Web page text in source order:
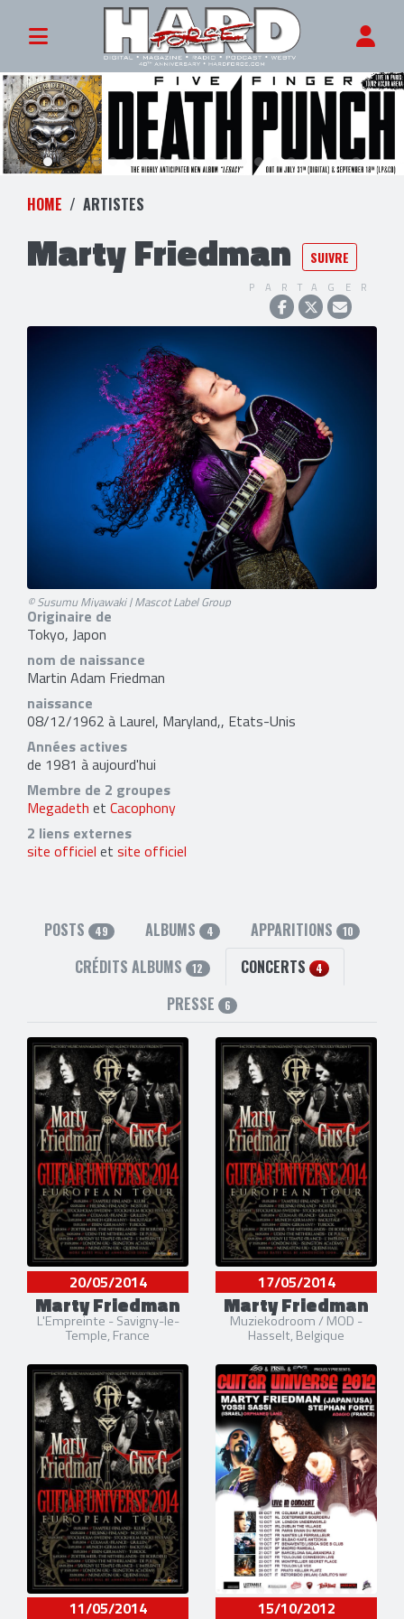
HOME ARTISTES
Marty Friedman SUIVRE
PARTAGER
© Susumu Miyawaki | Mascot Label Group
Originaire de
Tokyo, Japon
nom de naissance
Martin Adam Friedman
naissance
08/12/1962 à Laurel, Maryland,, Etats-Unis
Années actives
de 1981 à aujourd'hui
Membre de 2 groupes
Megadeth et Cacophony
2 liens externes
site officiel et site officiel
POSTS 49 ALBUMS 4 APPARITIONS 10
CRÉDITS ALBUMS 12 CONCERTS 4
PRESSE 6
20/05/2014
Marty Friedman
L'Empreinte - Savigny-le-
Temple, France
17/05/2014
Marty Friedman
Muziekodroom / MOD -
Hasselt, Belgique
11/05/2014 15/10/2012